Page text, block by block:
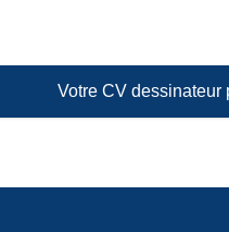
Votre CV dessinateur